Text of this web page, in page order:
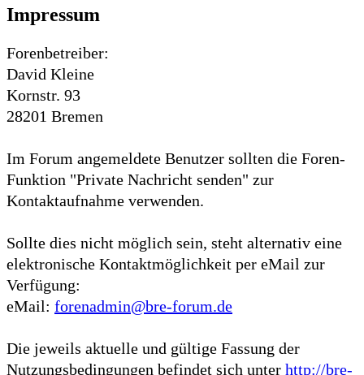
Impressum
Forenbetreiber:
David Kleine
Kornstr. 93
28201 Bremen
Im Forum angemeldete Benutzer sollten die Foren-
Funktion "Private Nachricht senden" zur
Kontaktaufnahme verwenden.
Sollte dies nicht möglich sein, steht alternativ eine
elektronische Kontaktmöglichkeit per eMail zur
Verfügung:
eMail: forenadmin@bre-forum.de
Die jeweils aktuelle und gültige Fassung der
Nutzungsbedingungen befindet sich unter http://bre-